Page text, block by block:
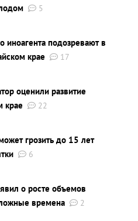
5
иноагента подозревают в
крае
17
оценили развитие
крае
22
грозить до 15 лет
6
о росте объемов
времена
2